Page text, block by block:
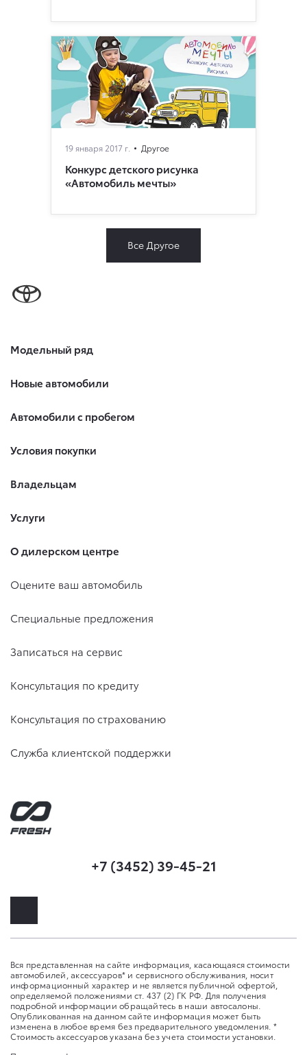
19 января 2017 г. Другое
Конкурс детского рисунка
«Автомобиль мечты»
Все Другое
Модельный ряд
Новые автомобили
Автомобили с пробегом
Условия покупки
Владельцам
Услуги
О дилерском центре
Оцените ваш автомобиль
Специальные предложения
Записаться на сервис
Консультация по кредиту
Консультация по страхованию
Служба клиентской поддержки
+7 (3452) 39-45-21
Вся представленная на сайте информация, касающаяся стоимости
автомобилей, аксессуаров* и сервисного обслуживания, носит
информационный характер и не является публичной офертой,
определяемой положениями ст. 437 (2) ГК РФ. Для получения
подробной информации обращайтесь в наши автосалоны.
Опубликованная на данном сайте информация может быть
изменена в любое время без предварительного уведомления. *
Стоимость аксессуаров указана без учета стоимости установки.